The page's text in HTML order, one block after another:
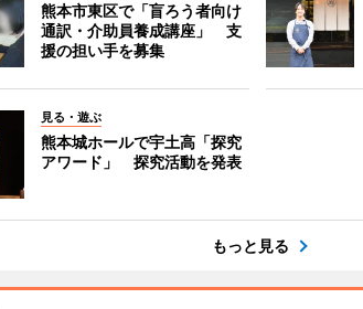
熊本市東区で「盲ろう者向け
通訳・介助員養成講座」 支
援の担い手を募集
見る・遊ぶ
熊本城ホールで宇土高「探究
アワード」 探究活動を発表
もっと見る